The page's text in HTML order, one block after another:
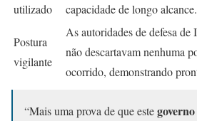
utilizado
capacidade de longo alcance.
Postura
vigilante
As autoridades de defesa de
não descartavam nenhuma
ocorrido, demonstrando
“Mais uma prova de que estegoverno